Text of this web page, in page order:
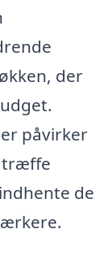
der
påvirker
træffe
de